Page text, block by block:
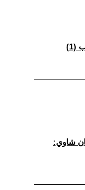
شاوي: